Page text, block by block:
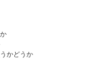
かどうか